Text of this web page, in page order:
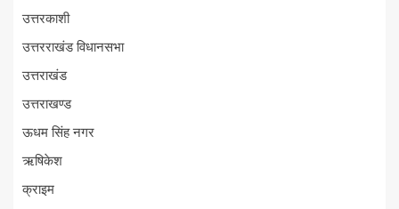
उत्तरकाशी
उत्तरराखंड विधानसभा
उत्तराखंड
उत्तराखण्ड
ऊधम सिंह नगर
ऋषिकेश
क्राइम